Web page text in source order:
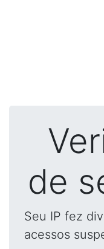
de
Seu IP fez
acessos